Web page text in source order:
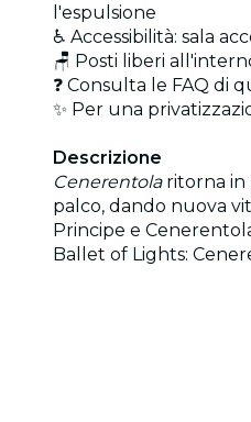
l'espulsione
♿ Accessibilità: sala
🪑 Posti liberi
❓ Consulta le FAQ di
✨ Per una
Descrizione
Cenerentolaritorna in
palco, dando nuova
Principe e
Ballet of Lights: